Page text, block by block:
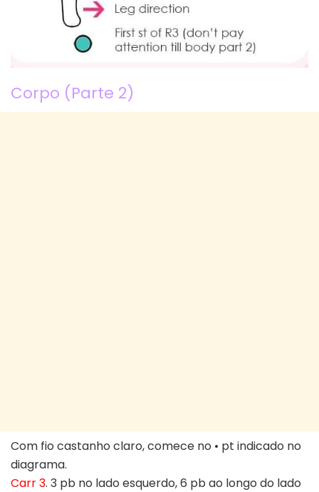
Corpo (Parte 2)
Com fio castanho claro, comece no • pt indicado no
diagrama.
Carr 3. 3 pb no lado esquerdo, 6 pb ao longo do lado